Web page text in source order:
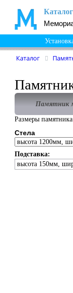
Каталог
Каталог
Памятник
Размеры
Стела
Подставка:
высота 150мм,